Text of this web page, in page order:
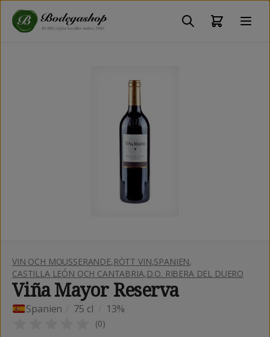
VIN OCH MOUSSERANDE,RÖTT VIN,SPANIEN,
CASTILLA LEÓN OCH CANTABRIA,D.O. RIBERA DEL DUERO
Viña Mayor Reserva
Spanien 75 cl 13%
(0)